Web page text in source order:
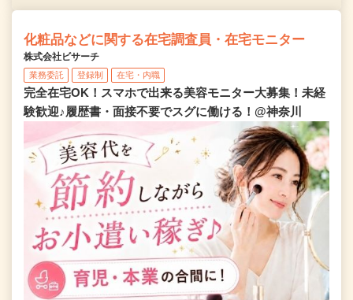
化粧品などに関する在宅調査員・在宅モニター
株式会社ビサーチ
業務委託 登録制 在宅・内職
完全在宅OK！スマホで出来る美容モニター大募集！未経
験歓迎♪履歴書・面接不要でスグに働ける！@神奈川